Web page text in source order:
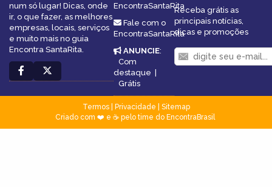
num só lugar! Dicas, onde
ir, o que fazer, as melhores
empresas, locais, serviços
e muito mais no guia
Encontra SantaRita.
EncontraSantaRita
Fale com o
EncontraSantaRita
ANUNCIE:
Com
destaque
Grátis
Receba grátis as
principais notícias,
dicas e promoções
Termos| Privacidade
Sitemap
Criado com ❤️ e ☕ pelo time do EncontraBrasil